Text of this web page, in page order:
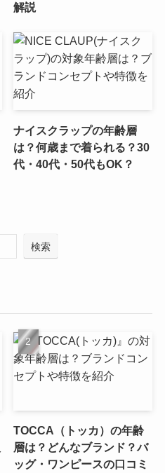
解説
ナイスクラップの年齢層
は？何歳まで着られる？30
代・40代・50代もOK？
検索
TOCCA（トッカ）の年齢
層は？どんなブランド？バ
ッグ・ワンピースの口コミ